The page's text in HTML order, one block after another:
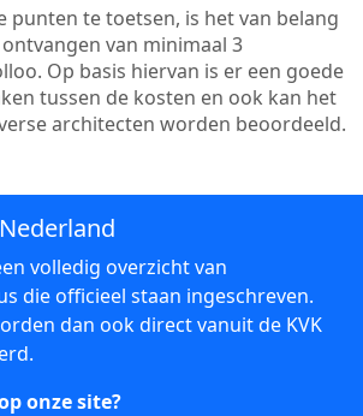
punten te toetsen, is het van belang
van minimaal 3
Op basis hiervan is er een goede
tussen de kosten en ook kan het
architecten worden beoordeeld.
volledig overzicht van
die officieel staan ingeschreven.
dan ook direct vanuit de KVK
onze site?